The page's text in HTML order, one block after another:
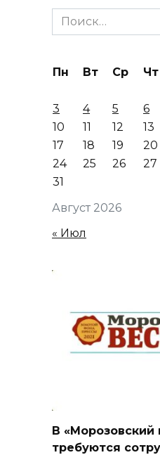
Search
for:
Август 2026
Пн Вт Ср Чт
3
4 5 6
10
11 12 13
17
18 19 20
24
25 26 27
31
« Июл
В «Морозовский
требуются